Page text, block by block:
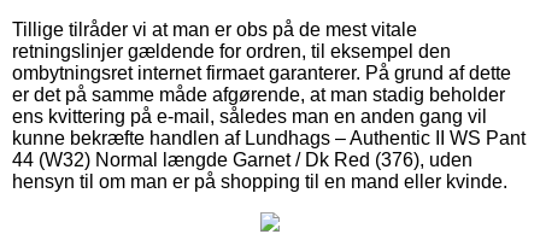
Tillige tilråder vi at man er obs på de mest vitale
retningslinjer gældende for ordren, til eksempel den
ombytningsret internet firmaet garanterer. På grund af dette
er det på samme måde afgørende, at man stadig beholder
ens kvittering på e-mail, således man en anden gang vil
kunne bekræfte handlen af Lundhags – Authentic II WS Pant
44 (W32) Normal længde Garnet / Dk Red (376), uden
hensyn til om man er på shopping til en mand eller kvinde.